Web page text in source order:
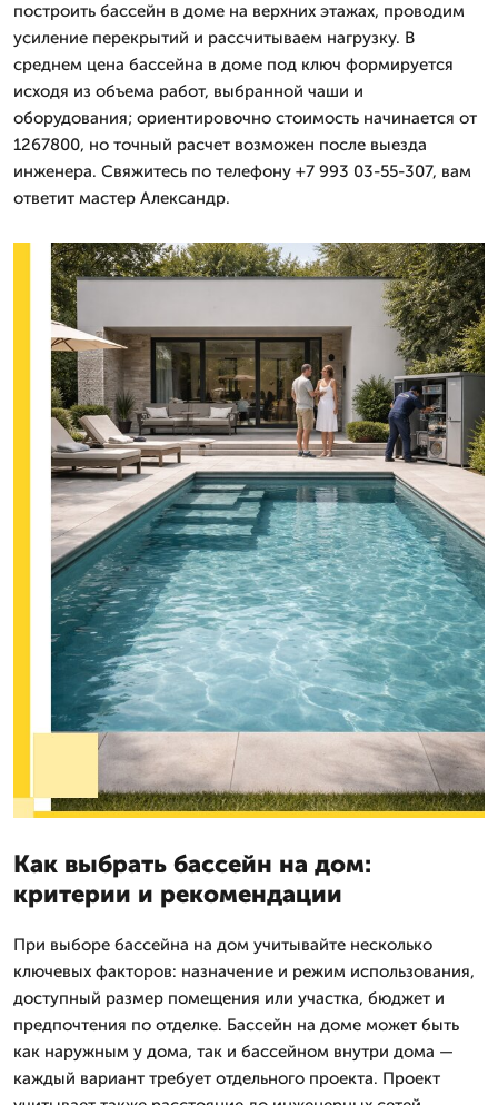
построить бассейн в доме на верхних этажах, проводим
усиление перекрытий и рассчитываем нагрузку. В
среднем цена бассейна в доме под ключ формируется
исходя из объема работ, выбранной чаши и
оборудования; ориентировочно стоимость начинается от
1267800, но точный расчет возможен после выезда
инженера. Свяжитесь по телефону +7 993 03-55-307, вам
ответит мастер Александр.
Как выбрать бассейн на дом:
критерии и рекомендации
При выборе бассейна на дом учитывайте несколько
ключевых факторов: назначение и режим использования,
доступный размер помещения или участка, бюджет и
предпочтения по отделке. Бассейн на доме может быть
как наружным у дома, так и бассейном внутри дома —
каждый вариант требует отдельного проекта. Проект